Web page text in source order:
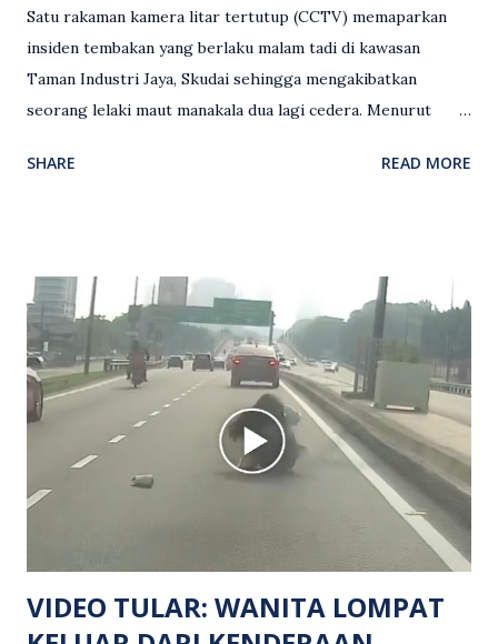
Satu rakaman kamera litar tertutup (CCTV) memaparkan
insiden tembakan yang berlaku malam tadi di kawasan
Taman Industri Jaya, Skudai sehingga mengakibatkan
seorang lelaki maut manakala dua lagi cedera. Menurut
kejadian berlaku sekitar jam 11 malam dan pihak polis
hiburan di kawasan berkenaan. Seorang mangsa disahkan
meninggal dunia di lokasi kejadian akibat terkena tembakan,
manakala seorang lagi mangsa mengalami kecederaan.
Turut dipercayai terdapat seorang lagi individu cedera
namun identitinya masih belum dikenal pasti selepas dibawa
keluar dari lokasi oleh kenalannya. Polis kini sedang giat
mengesan dua suspek yang masih bebas bagi membantu
siasatan lanjut. Kes disiasat mengikut Seksyen 302 Kanun
Keseksaan kerana membunuh. Orang ramai yang mempunyai
maklumat diminta t...
SHARE READ MORE
VIDEO TULAR: WANITA LOMPAT